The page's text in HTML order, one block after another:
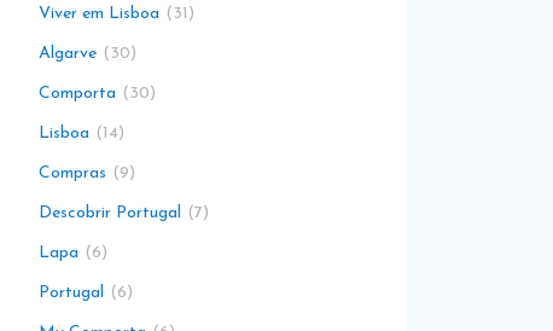
Viver em Lisboa 31
Algarve 30
Comporta 30
Lisboa 14
Compras 9
Descobrir Portugal 7
Lapa 6
Portugal 6